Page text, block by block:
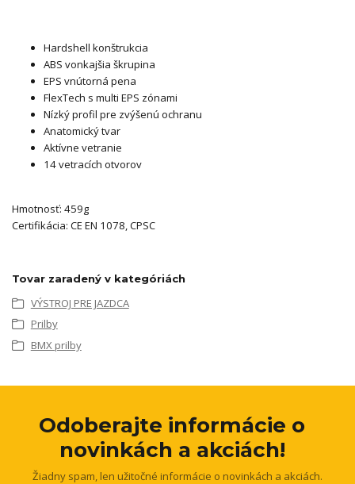
Hardshell konštrukcia
ABS vonkajšia škrupina
EPS vnútorná pena
FlexTech s multi EPS zónami
Nízký profil pre zvýšenú ochranu
Anatomický tvar
Aktívne vetranie
14 vetracích otvorov
Hmotnosť: 459g
Certifikácia: CE EN 1078, CPSC
Tovar zaradený v kategóriách
VÝSTROJ PRE JAZDCA
Prilby
BMX prilby
Odoberajte informácie o
novinkách a akciách!
Žiadny spam, len užitočné informácie o novinkách a akciách.